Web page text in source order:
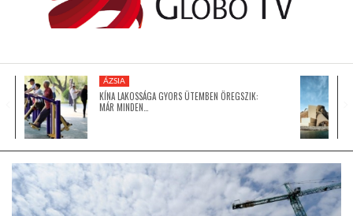
ÁZSIA
LATIN-AMERIKA
ÁZSIA
KÍNA LAKOSSÁGA GYORS ÜTEMBEN ÖREGSZIK:
MÁR MINDEN…